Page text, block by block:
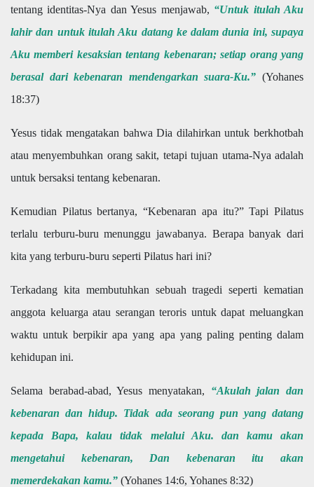
tentang identitas-Nya dan Yesus menjawab, “Untuk itulah Aku
lahir dan untuk itulah Aku datang ke dalam dunia ini, supaya
Aku memberi kesaksian tentang kebenaran; setiap orang yang
berasal dari kebenaran mendengarkan suara-Ku.” (Yohanes
18:37)
Yesus tidak mengatakan bahwa Dia dilahirkan untuk berkhotbah
atau menyembuhkan orang sakit, tetapi tujuan utama-Nya adalah
untuk bersaksi tentang kebenaran.
Kemudian Pilatus bertanya, “Kebenaran apa itu?” Tapi Pilatus
terlalu terburu-buru menunggu jawabanya. Berapa banyak dari
kita yang terburu-buru seperti Pilatus hari ini?
Terkadang kita membutuhkan sebuah tragedi seperti kematian
anggota keluarga atau serangan teroris untuk dapat meluangkan
waktu untuk berpikir apa yang apa yang paling penting dalam
kehidupan ini.
Selama berabad-abad, Yesus menyatakan, “Akulah jalan dan
kebenaran dan hidup. Tidak ada seorang pun yang datang
kepada Bapa, kalau tidak melalui Aku. dan kamu akan
mengetahui kebenaran, Dan kebenaran itu akan
memerdekakan kamu.” (Yohanes 14:6, Yohanes 8:32)